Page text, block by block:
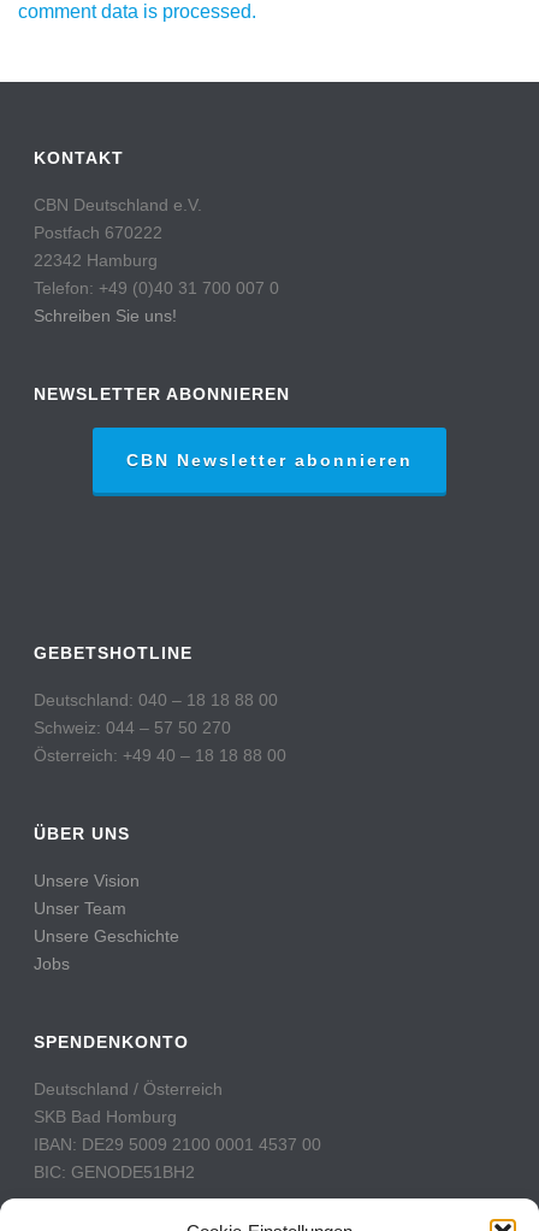
comment data is processed.
KONTAKT
CBN Deutschland e.V.
Postfach 670222
22342 Hamburg
Telefon: +49 (0)40 31 700 007 0
Schreiben Sie uns!
NEWSLETTER ABONNIEREN
CBN Newsletter abonnieren
GEBETSHOTLINE
Deutschland: 040 – 18 18 88 00
Schweiz: 044 – 57 50 270
Österreich: +49 40 – 18 18 88 00
ÜBER UNS
Unsere Vision
Unser Team
Unsere Geschichte
Jobs
SPENDENKONTO
Deutschland / Österreich
SKB Bad Homburg
IBAN: DE29 5009 2100 0001 4537 00
BIC: GENODE51BH2